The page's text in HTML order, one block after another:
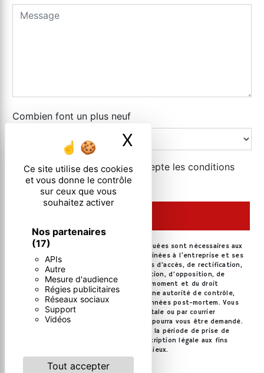
Ce site utilise des cookies
et vous donne le contrôle
sur ceux que vous
souhaitez activer
Nos partenaires
(17)
APIs
Autre
Mesure d'audience
Régies publicitaires
Réseaux sociaux
Support
Vidéos
Tout accepter
X Masquer le
Combien font un plus neuf
En cochant cette case, j'accepte les conditions
particulières ci-dessous **
** Les données personnelles communiquées sont nécessaires aux
fins de vous contacter. Elles sont destinées à l'entreprise et ses
sous-traitants. Vous disposez de droits d’accès, de rectification,
d’effacement, de portabilité, de limitation, d’opposition, de
retrait de votre consentement à tout moment et du droit
d’introduire une réclamation auprès d’une autorité de contrôle,
ainsi que d’organiser le sort de vos données post-mortem. Vous
pouvez exercer ces droits par voie postale ou par courrier
électronique. Un justificatif d'identité pourra vous être demandé.
Nous conservons vos données pendant la période de prise de
contact puis pendant la durée de prescription légale aux fins
probatoires et de gestion des contentieux.